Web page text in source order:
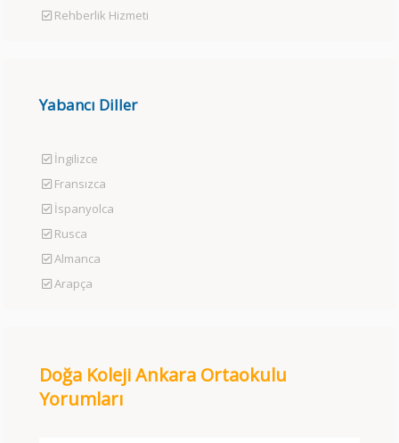
Rehberlik Hizmeti
Yabancı Diller
İngilizce
Fransızca
İspanyolca
Rusca
Almanca
Arapça
Doğa Koleji Ankara Ortaokulu
Yorumları